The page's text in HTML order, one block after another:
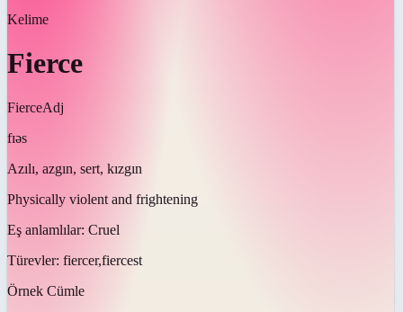
Kelime
Fierce
FierceAdj
fɪəs
Azılı, azgın, sert, kızgın
Physically violent and frightening
Eş anlamlılar: Cruel
Türevler: fiercer,fiercest
Örnek Cümle